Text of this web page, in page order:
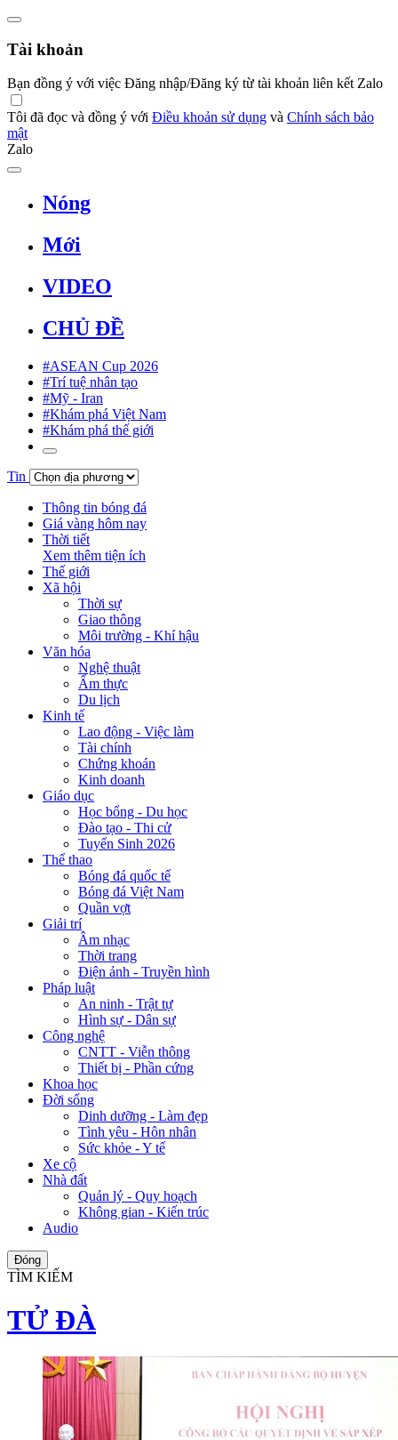
Tài khoản
Bạn đồng ý với việc Đăng nhập/Đăng ký từ tài khoản liên kết Zalo
Tôi đã đọc và đồng ý với Điều khoản sử dụng và Chính sách bảo
mật
Zalo
Nóng
Mới
VIDEO
CHỦ ĐỀ
#ASEAN Cup 2026
#Trí tuệ nhân tạo
#Mỹ - Iran
#Khám phá Việt Nam
#Khám phá thế giới
Tin
Thông tin bóng đá
Giá vàng hôm nay
Thời tiết
Xem thêm tiện ích
Thế giới
Xã hội
Thời sự
Giao thông
Môi trường - Khí hậu
Văn hóa
Nghệ thuật
Ẩm thực
Du lịch
Kinh tế
Lao động - Việc làm
Tài chính
Chứng khoán
Kinh doanh
Giáo dục
Học bổng - Du học
Đào tạo - Thi cử
Tuyển Sinh 2026
Thể thao
Bóng đá quốc tế
Bóng đá Việt Nam
Quần vợt
Giải trí
Âm nhạc
Thời trang
Điện ảnh - Truyền hình
Pháp luật
An ninh - Trật tự
Hình sự - Dân sự
Công nghệ
CNTT - Viễn thông
Thiết bị - Phần cứng
Khoa học
Đời sống
Dinh dưỡng - Làm đẹp
Tình yêu - Hôn nhân
Sức khỏe - Y tế
Xe cộ
Nhà đất
Quản lý - Quy hoạch
Không gian - Kiến trúc
Audio
Đóng
TÌM KIẾM
TỬ ĐÀ